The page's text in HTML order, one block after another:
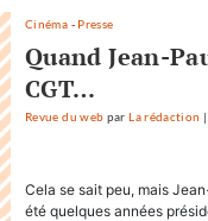
Cinéma - Presse
Quand Jean-
CGT…
Revue du web parLa rédaction |
Cela se sait peu, mais
été quelques années